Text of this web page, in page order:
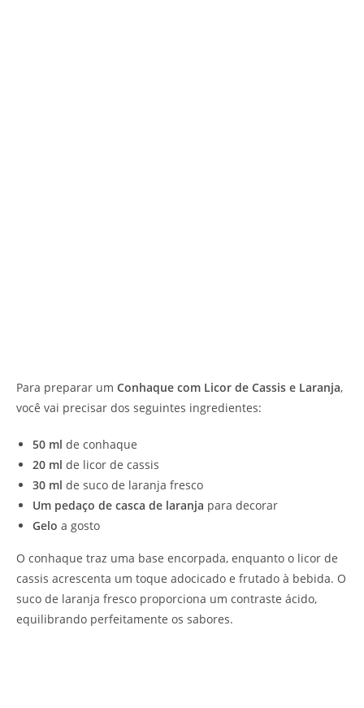
Para preparar um Conhaque com Licor de Cassis e Laranja,
você vai precisar dos seguintes ingredientes:
50 ml de conhaque
20 ml de licor de cassis
30 ml de suco de laranja fresco
Um pedaço de casca de laranja para decorar
Gelo a gosto
O conhaque traz uma base encorpada, enquanto o licor de
cassis acrescenta um toque adocicado e frutado à bebida. O
suco de laranja fresco proporciona um contraste ácido,
equilibrando perfeitamente os sabores.